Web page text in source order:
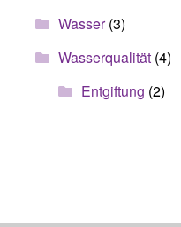
Wasser(3)
Wasserqualität(4)
Entgiftung (2)